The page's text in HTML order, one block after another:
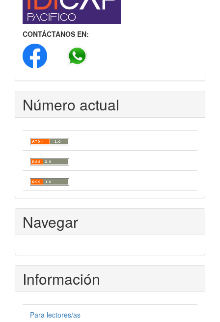
CONTÁCTANOS EN:
Número actual
Navegar
Información
Para lectores/as